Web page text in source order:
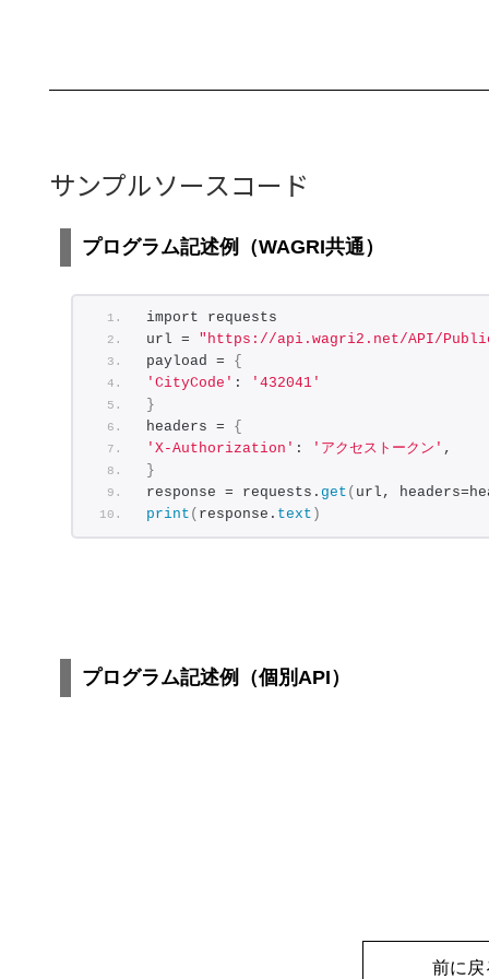
サンプルソースコード
プログラム記述例（WAGRI共通）
import requests
url = "https://api.wagri2.net/API/
payload = {
'CityCode' :
'432041'
}
headers = {
'X-Authorization' : 'アクセストークン' ,
}
response = requests. get ( url,
print ( response. text )
プログラム記述例（個別API）
前に戻